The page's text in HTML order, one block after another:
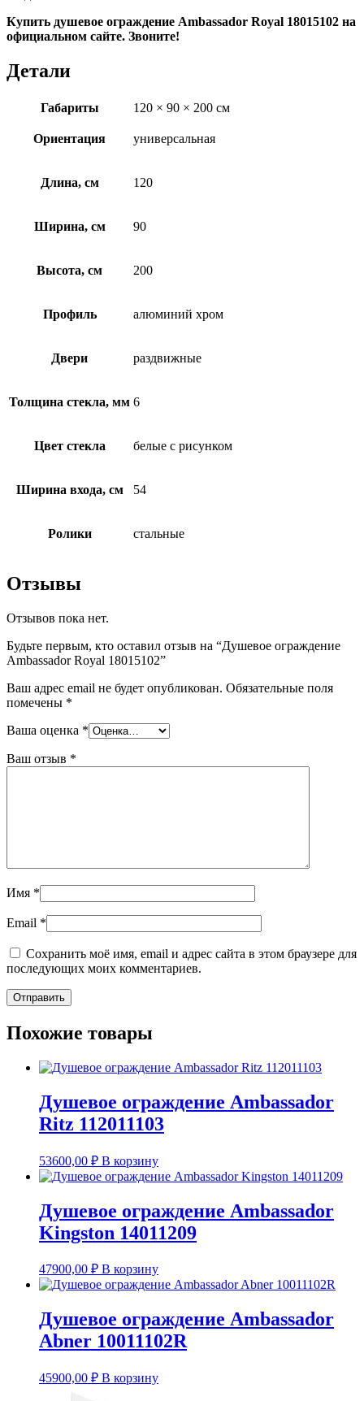
Купить душевое ограждение Ambassador Royal 18015102 на
официальном сайте. Звоните!
Детали
Габариты 120 × 90 × 200 см
Ориентация универсальная
Длина, см 120
Ширина, см 90
Высота, см 200
Профиль алюминий хром
Двери раздвижные
Толщина стекла, мм 6
Цвет стекла белые с рисунком
Ширина входа, см 54
Ролики стальные
Отзывы
Отзывов пока нет.
Будьте первым, кто оставил отзыв на “Душевое ограждение
Ambassador Royal 18015102”
Ваш адрес email не будет опубликован. Обязательные поля
помечены *
Ваша оценка *
Ваш отзыв *
Имя *
Email *
Сохранить моё имя, email и адрес сайта в этом браузере для
последующих моих комментариев.
Похожие товары
Душевое ограждение Ambassador
Ritz 112011103
53600,00 ₽ В корзину
Душевое ограждение Ambassador
Kingston 14011209
47900,00 ₽ В корзину
Душевое ограждение Ambassador
Abner 10011102R
45900,00 ₽ В корзину